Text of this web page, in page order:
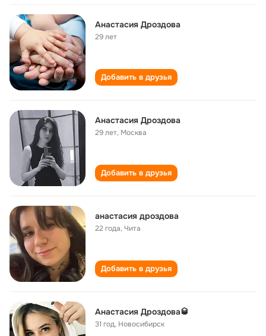
Анастасия Дроздова
29 лет
Добавить в друзья
Анастасия Дроздова
29 лет, Москва
Добавить в друзья
анастасия дроздова
22 года,Чита
Добавить в друзья
Анастасия Дроздова🥃
31 год, Новосибирск